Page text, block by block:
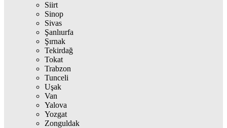
Siirt
Sinop
Sivas
Şanlıurfa
Şırnak
Tekirdağ
Tokat
Trabzon
Tunceli
Uşak
Van
Yalova
Yozgat
Zonguldak